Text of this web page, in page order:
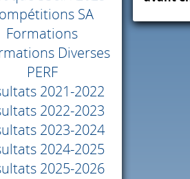
SA
Formations
Diverses
PERF
2021-2022
2022-2023
2023-2024
2024-2025
2025-2026